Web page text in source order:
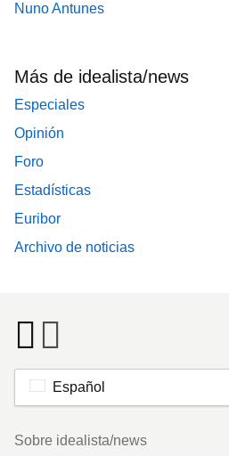
Nuno Antunes
Más de idealista/news
Especiales
Opinión
Foro
Estadísticas
Euribor
Archivo de noticias
Español
Footer
Sobre idealista/news